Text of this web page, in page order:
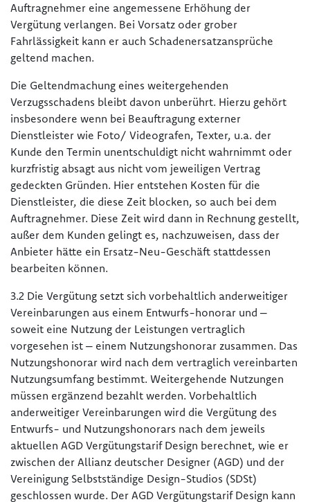
Auftragnehmer eine angemessene Erhöhung der
Vergütung verlangen. Bei Vorsatz oder grober
Fahrlässigkeit kann er auch Schadenersatzansprüche
geltend machen.
Die Geltendmachung eines weitergehenden
Verzugsschadens bleibt davon unberührt. Hierzu gehört
insbesondere wenn bei Beauftragung externer
Dienstleister wie Foto/ Videografen, Texter, u.a. der
Kunde den Termin unentschuldigt nicht wahrnimmt oder
kurzfristig absagt aus nicht vom jeweiligen Vertrag
gedeckten Gründen. Hier entstehen Kosten für die
Dienstleister, die diese Zeit blocken, so auch bei dem
Auftragnehmer. Diese Zeit wird dann in Rechnung gestellt,
außer dem Kunden gelingt es, nachzuweisen, dass der
Anbieter hätte ein Ersatz-Neu-Geschäft stattdessen
bearbeiten können.
3.2 Die Vergütung setzt sich vorbehaltlich anderweitiger
Vereinbarungen aus einem Entwurfs-honorar und –
soweit eine Nutzung der Leistungen vertraglich
vorgesehen ist – einem Nutzungshonorar zusammen. Das
Nutzungshonorar wird nach dem vertraglich vereinbarten
Nutzungsumfang bestimmt. Weitergehende Nutzungen
müssen ergänzend bezahlt werden. Vorbehaltlich
anderweitiger Vereinbarungen wird die Vergütung des
Entwurfs- und Nutzungshonorars nach dem jeweils
aktuellen AGD Vergütungstarif Design berechnet, wie er
zwischen der Allianz deutscher Designer (AGD) und der
Vereinigung Selbstständige Design-Studios (SDSt)
geschlossen wurde. Der AGD Vergütungstarif Design kann